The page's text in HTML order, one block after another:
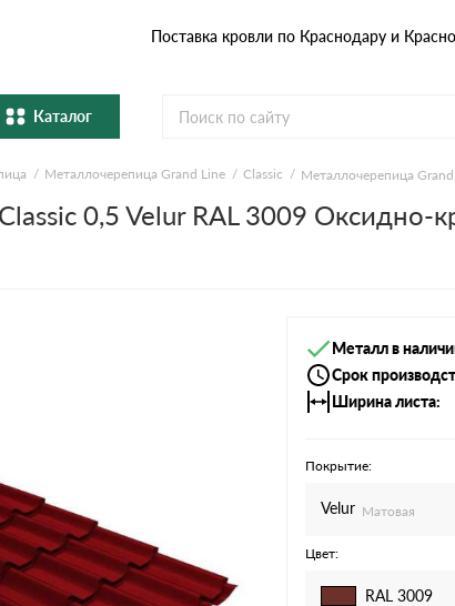
Поставка кровли по Краснодару и
Каталог
Металлочерепица
Ондулин Смарт
Металлочерепица Grand Line Classic Металлочерепица
0,5 Velur RAL 3009 Оксидно-
Металл в
Срок
Ширина листа
Покрытие:
Velur Матовая
Цвет:
RAL 3009